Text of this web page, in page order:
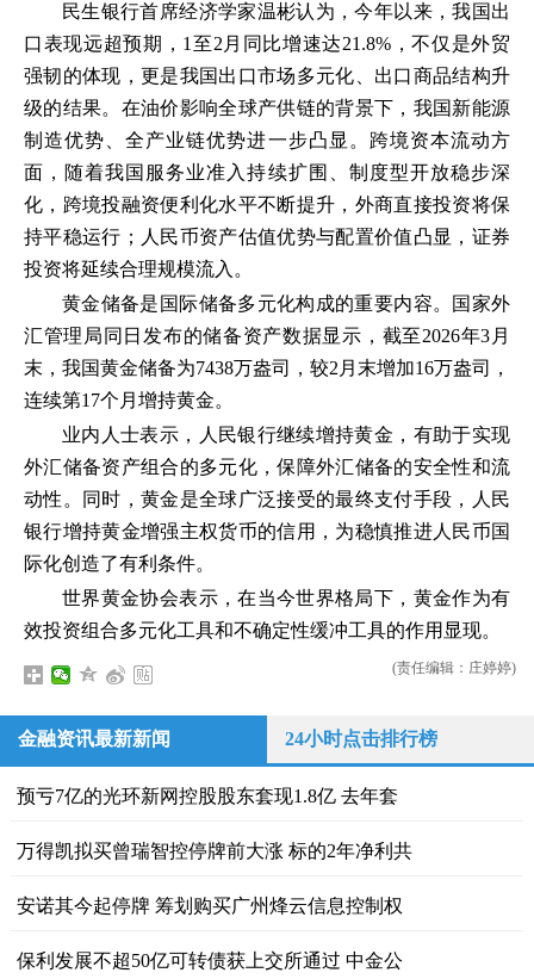
民生银行首席经济学家温彬认为，今年以来，我国出
口表现远超预期，1至2月同比增速达21.8%，不仅是外贸
强韧的体现，更是我国出口市场多元化、出口商品结构升
级的结果。在油价影响全球产供链的背景下，我国新能源
制造优势、全产业链优势进一步凸显。跨境资本流动方
面，随着我国服务业准入持续扩围、制度型开放稳步深
化，跨境投融资便利化水平不断提升，外商直接投资将保
持平稳运行；人民币资产估值优势与配置价值凸显，证券
投资将延续合理规模流入。
黄金储备是国际储备多元化构成的重要内容。国家外
汇管理局同日发布的储备资产数据显示，截至2026年3月
末，我国黄金储备为7438万盎司，较2月末增加16万盎司，
连续第17个月增持黄金。
业内人士表示，人民银行继续增持黄金，有助于实现
外汇储备资产组合的多元化，保障外汇储备的安全性和流
动性。同时，黄金是全球广泛接受的最终支付手段，人民
银行增持黄金增强主权货币的信用，为稳慎推进人民币国
际化创造了有利条件。
世界黄金协会表示，在当今世界格局下，黄金作为有
效投资组合多元化工具和不确定性缓冲工具的作用显现。
(责任编辑：庄婷婷)
金融资讯最新新闻 24小时点击排行榜
预亏7亿的光环新网控股股东套现1.8亿 去年套
万得凯拟买曾瑞智控停牌前大涨 标的2年净利共
安诺其今起停牌 筹划购买广州烽云信息控制权
保利发展不超50亿可转债获上交所通过 中金公